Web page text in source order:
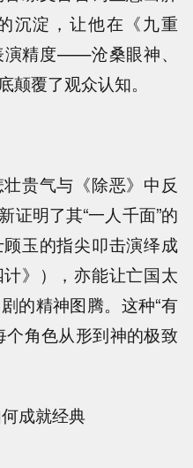
沉淀，让他在《九重
精度——沧桑眼神、
覆了观众认知。
贵气与《除恶》中反
证明了其“一人千面”的
玉的指尖叩击演绎成
》），亦能让亡国太
的精神图腾。这种“有
个角色从形到神的极致
成就经典